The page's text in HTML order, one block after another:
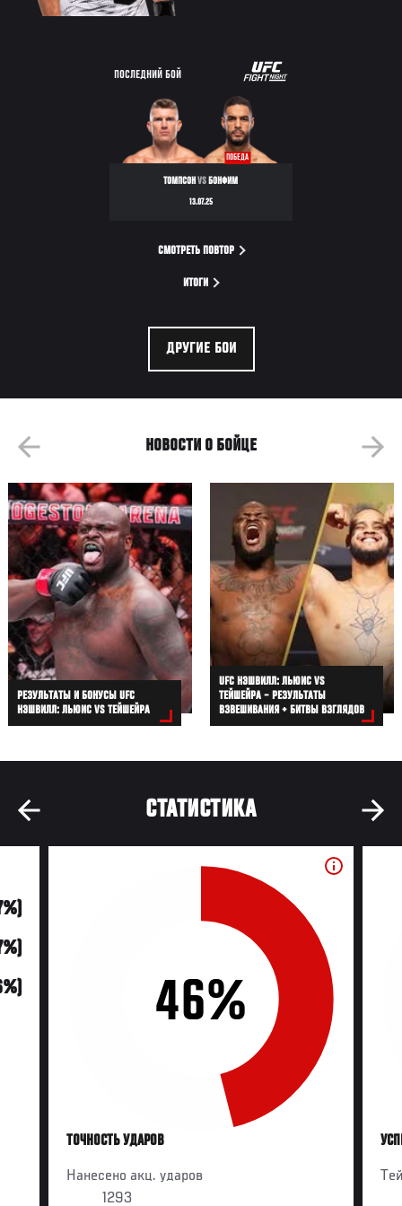
ПОСЛЕДНИЙ БОЙ
ПОБЕДА
ТОМПСОНVS БОНФИМ
13.07.25
СМОТРЕТЬ ПОВТОР
ИТОГИ
ДРУГИЕ БОИ
НОВОСТИ О БОЙЦЕ
РЕЗУЛЬТАТЫ И БОНУСЫ UFC
НЭШВИЛЛ: ЛЬЮИС VS ТЕЙШЕЙРА
UFC НЭШВИЛЛ: ЛЬЮИС VS
ТЕЙШЕЙРА – РЕЗУЛЬТАТЫ
ВЗВЕШИВАНИЯ + БИТВЫ ВЗГЛЯДОВ
СТАТИСТИКА
46%
ТОЧНОСТЬ УДАРОВ
Нанесено акц. ударов
1293